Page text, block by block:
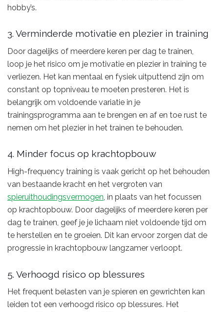
hobby’s.
3. Verminderde motivatie en plezier in training
Door dagelijks of meerdere keren per dag te trainen,
loop je het risico om je motivatie en plezier in training te
verliezen. Het kan mentaal en fysiek uitputtend zijn om
constant op topniveau te moeten presteren. Het is
belangrijk om voldoende variatie in je
trainingsprogramma aan te brengen en af en toe rust te
nemen om het plezier in het trainen te behouden.
4. Minder focus op krachtopbouw
High-frequency training is vaak gericht op het behouden
van bestaande kracht en het vergroten van
spieruithoudingsvermogen, in plaats van het focussen
op krachtopbouw. Door dagelijks of meerdere keren per
dag te trainen, geef je je lichaam niet voldoende tijd om
te herstellen en te groeien. Dit kan ervoor zorgen dat de
progressie in krachtopbouw langzamer verloopt.
5. Verhoogd risico op blessures
Het frequent belasten van je spieren en gewrichten kan
leiden tot een verhoogd risico op blessures. Het